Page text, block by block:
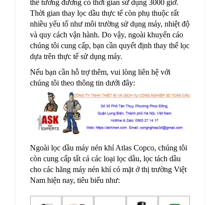
thế tương đương có thời gian sử dụng 3000 giờ.
Thời gian thay lọc dầu thực tế còn phụ thuộc rất
nhiều yếu tố như môi trường sử dụng máy, nhiệt độ
và quy cách vận hành. Do vậy, ngoài khuyến cáo
chúng tôi cung cấp, bạn cần quyết định thay thế lọc
dựa trên thực tế sử dụng máy.
Nếu bạn cần hỗ trợ thêm, vui lòng liên hệ với
chúng tôi theo thông tin dưới đây:
Ngoài lọc dầu máy nén khí Atlas Copco, chúng tôi
còn cung cấp tất cả các loại lọc dầu, lọc tách dầu
cho các hãng máy nén khí có mặt ở thị trường Việt
Nam hiện nay, tiêu biểu như: